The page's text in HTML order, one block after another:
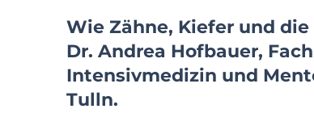
Wie Zähne, Kiefer und
Dr. Andrea Hofbauer,
Intensivmedizin und
Tulln.